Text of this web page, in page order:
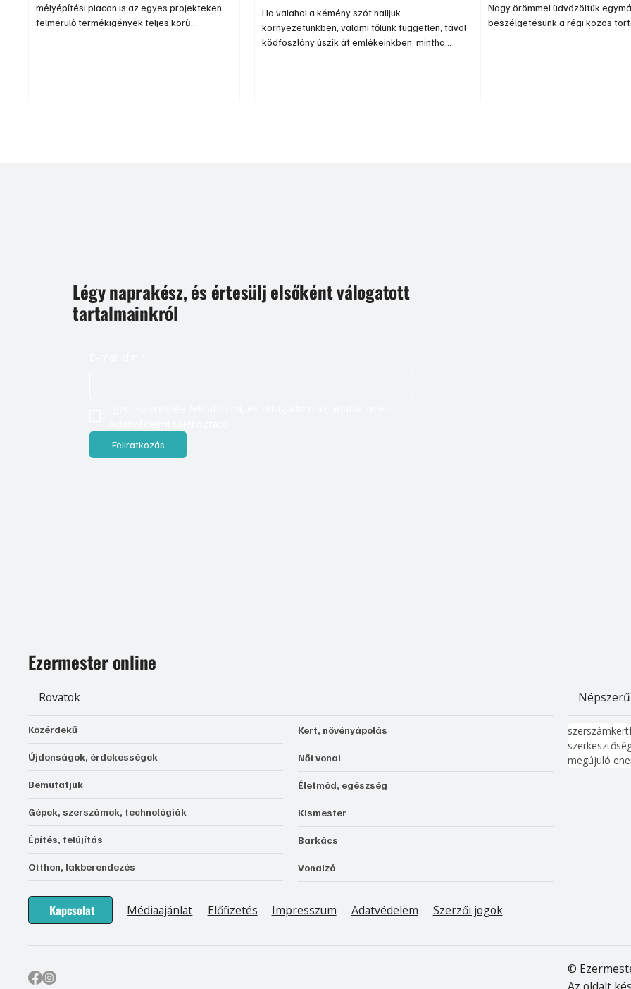
mélyépítési piacon is az egyes projekteken
felmerülő termékigények teljes körű
Ha valahol a kémény szót halljuk
környezetünkben, valami tőlünk független, távoli
ködfoszlány úszik át emlékeinkben, mintha
Nagy örömmel üdvözöltük
beszélgetésünk a régi közös
Légy naprakész, és értesülj elsőként válogatott
tartalmainkról
Feliratkozás
Ezermester online
Rovatok
Közérdekű
Újdonságok, érdekességek
Bemutatjuk
Gépek, szerszámok, technológiák
Építés, felújítás
Otthon, lakberendezés
Kert, növényápolás
Női vonal
Életmód, egészség
Kismester
Barkács
Vonalzó
szerszámkert
megújuló
Kapcsolat Médiaajánlat Előfizetés Impresszum Adatvédelem Szerzői jogok
©